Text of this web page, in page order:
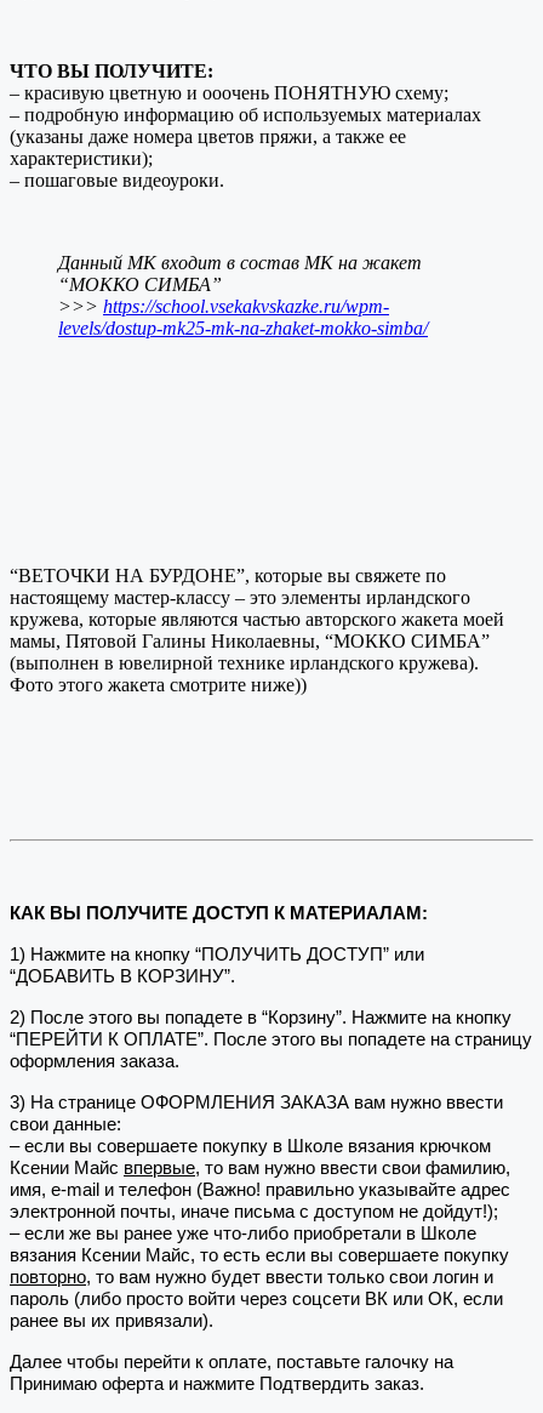
ЧТО ВЫ ПОЛУЧИТЕ:
– красивую цветную и ооочень ПОНЯТНУЮ схему;
– подробную информацию об используемых материалах
(указаны даже номера цветов пряжи, а также ее
характеристики);
– пошаговые видеоуроки.
Данный МК входит в состав МК на жакет
“МОККО СИМБА”
>>> https://school.vsekakvskazke.ru/wpm-
levels/dostup-mk25-mk-na-zhaket-mokko-simba/
“ВЕТОЧКИ НА БУРДОНЕ”, которые вы свяжете по
настоящему мастер-классу – это элементы ирландского
кружева, которые являются частью авторского жакета моей
мамы, Пятовой Галины Николаевны, “МОККО СИМБА”
(выполнен в ювелирной технике ирландского кружева).
Фото этого жакета смотрите ниже))
КАК ВЫ ПОЛУЧИТЕ ДОСТУП К МАТЕРИАЛАМ:
1) Нажмите на кнопку “ПОЛУЧИТЬ ДОСТУП” или
“ДОБАВИТЬ В КОРЗИНУ”.
2) После этого вы попадете в “Корзину”. Нажмите на кнопку
“ПЕРЕЙТИ К ОПЛАТЕ”. После этого вы попадете на страницу
оформления заказа.
3) На странице ОФОРМЛЕНИЯ ЗАКАЗА вам нужно ввести
свои данные:
– если вы совершаете покупку в Школе вязания крючком
Ксении Майс впервые, то вам нужно ввести свои фамилию,
имя, e-mail и телефон (Важно! правильно указывайте адрес
электронной почты, иначе письма с доступом не дойдут!);
– если же вы ранее уже что-либо приобретали в Школе
вязания Ксении Майс, то есть если вы совершаете покупку
повторно, то вам нужно будет ввести только свои логин и
пароль (либо просто войти через соцсети ВК или ОК, если
ранее вы их привязали).
Далее чтобы перейти к оплате, поставьте галочку на
Принимаю оферта и нажмите Подтвердить заказ.